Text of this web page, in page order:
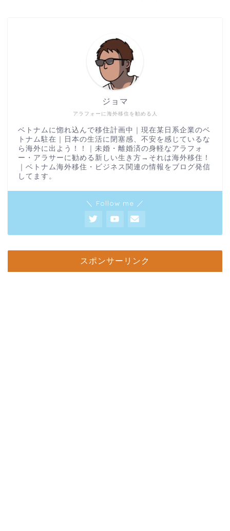
アラフォーに海外移住を勧める人
ジョマ
ベトナムに惚れ込んで移住計画中｜現在某日系企業のベ
トナム駐在｜日本の生活に閉塞感、不安を感じているな
ら海外に出よう！！｜未婚・離婚済の身軽なアラフォ
ー・アラサーに勧める新しい生き方→それは海外移住！
｜ベトナム海外移住・ビジネス関連の情報をブログ発信
してます。
＼ Follow me ／
スポンサーリンク